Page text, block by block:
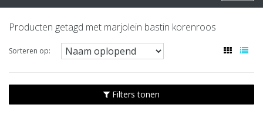
Producten getagd met marjolein bastin korenroos
Sorteren op:
Filters tonen